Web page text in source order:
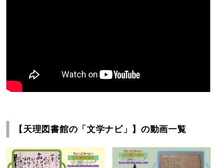
【天理図書館の「文学ナビ」】の動画一覧